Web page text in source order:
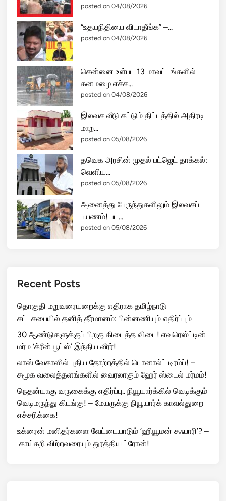
posted on 04/08/2026
“உதயநிதியை விடாதீங்க” –...
posted on 04/08/2026
சென்னை உள்பட 13 மாவட்டங்களில்
கனமழை எச்ச...
posted on 04/08/2026
இலவச வீடு கட்டும் திட்டத்தில் அதிரடி
மாற...
posted on 05/08/2026
தவெக அரசின் முதல் பட்ஜெட் தாக்கல்:
வெளிய...
posted on 05/08/2026
அனைத்து பேருந்துகளிலும் இலவசப்
பயணம்! பட...
posted on 05/08/2026
Recent Posts
தொகுதி மறுவரையறைக்கு எதிராக தமிழ்நாடு
சட்டசபையில் தனித் தீர்மானம்: பின்னணியும் எதிர்ப்பும்
30 ஆண்டுகளுக்குப் பிறகு கிடைத்த விடை! எவரெஸ்ட்டின்
மர்ம ‘க்ரீன் பூட்ஸ்’ இந்திய வீரர்!
லாஸ் வேகாஸில் புதிய தோற்றத்தில் டொனால்ட் டிரம்ப்! –
சமூக வலைத்தளங்களில் வைரலாகும் ஹேர் ஸ்டைல் மர்மம்!
நெதன்யாகு வருகைக்கு எதிர்ப்பு.. நியூயார்க்கில் வெடிக்கும்
வெடிமருந்து கிடங்கு! – மேயருக்கு நியூயார்க் காவல்துறை
எச்சரிக்கை!
உக்ரைன் மனிதர்களை வேட்டையாடும் ‘ஹியூமன் சஃபாரி’? –
காய்கறி விற்றவரையும் துரத்திய ட்ரோன்!